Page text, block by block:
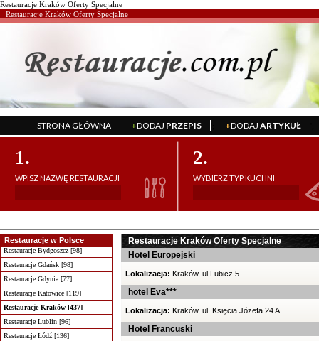
Restauracje Kraków Oferty Specjalne
Restauracje Kraków Oferty Specjalne
STRONA GŁÓWNA +DODAJ PRZEPIS +DODAJ ARTYKUŁ
1.
WPISZ NAZWĘ RESTAURACJI
2.
WYBIERZ TYP KUCHNI
Restauracje w Polsce
Restauracje Bydgoszcz [98]
Restauracje Gdańsk [98]
Restauracje Gdynia [77]
Restauracje Katowice [119]
Restauracje Kraków [437]
Restauracje Lublin [96]
Restauracje Łódź [136]
Restauracje Kraków Oferty Specjalne
Hotel Europejski
Lokalizacja: Kraków, ul.Lubicz 5
hotel Eva***
Lokalizacja: Kraków, ul. Księcia Józefa 24 A
Hotel Francuski